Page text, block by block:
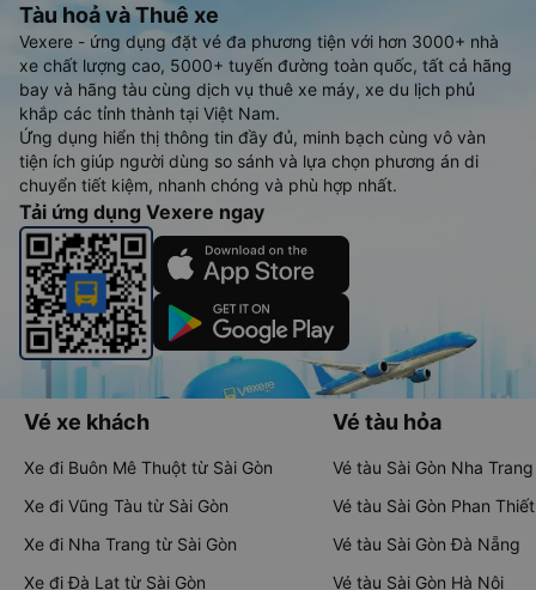
Tàu hoả và Thuê xe
Vexere - ứng dụng đặt vé đa phương tiện với hơn 3000+ nhà
xe chất lượng cao, 5000+ tuyến đường toàn quốc, tất cả hãng
bay và hãng tàu cùng dịch vụ thuê xe máy, xe du lịch phủ
khắp các tỉnh thành tại Việt Nam.
Ứng dụng hiển thị thông tin đầy đủ, minh bạch cùng vô vàn
tiện ích giúp người dùng so sánh và lựa chọn phương án di
chuyển tiết kiệm, nhanh chóng và phù hợp nhất.
Tải ứng dụng Vexere ngay
Vé xe khách
Xe đi Buôn Mê Thuột từ Sài Gòn
Xe đi Vũng Tàu từ Sài Gòn
Xe đi Nha Trang từ Sài Gòn
Xe đi Đà Lạt từ Sài Gòn
Vé tàu hỏa
Vé tàu Sài Gòn Nha Trang
Vé tàu Sài Gòn Phan Thiết
Vé tàu Sài Gòn Đà Nẵng
Vé tàu Sài Gòn Hà Nội